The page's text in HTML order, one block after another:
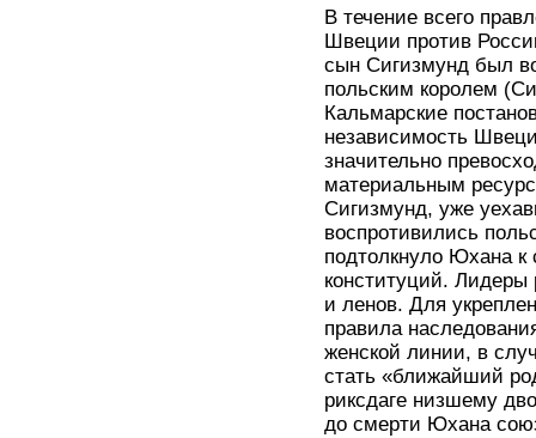
В течение всего
Швеции против
сын Сигизмунд был
польским королем
Кальмарские
независимость
значительно
материальным
Сигизмунд, уже
воспротивились
подтолкнуло Юхана к
конституций.
и ленов. Для
правила
женской линии, в
стать «ближайший
риксдаге низшему
до смерти Юхана